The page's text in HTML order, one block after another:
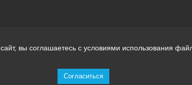
вы соглашаетесь с условиями использования
Согласиться